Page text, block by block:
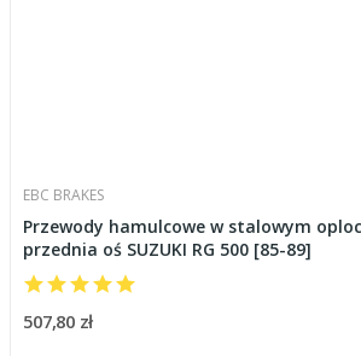
EBC BRAKES
Przewody hamulcowe w stalowym
przednia oś SUZUKI RG 500 [85-89]
507,80 zł